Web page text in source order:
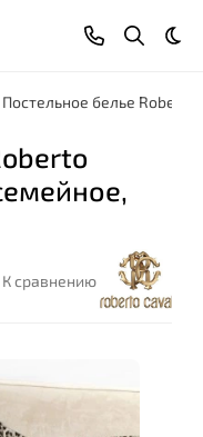
Постельное белье
К сравнению